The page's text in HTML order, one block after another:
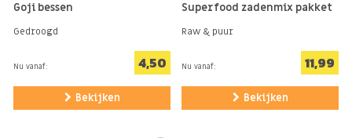
Goji bessen
Gedroogd
Nu vanaf: 4,50
Bekijken
Superfood zadenmix pakket
Raw & puur
Nu vanaf: 11,99
Bekijken